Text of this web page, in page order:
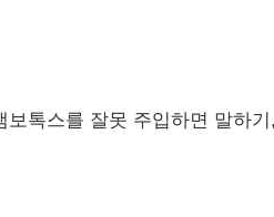
보톡스를 잘못 주입하면 말하